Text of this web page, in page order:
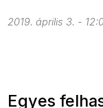
2019. április 3. -
Egyes